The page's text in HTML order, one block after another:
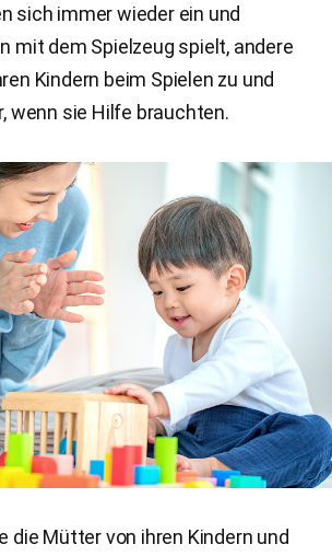
sich immer wieder ein und
mit dem Spielzeug spielt, andere
Kindern beim Spielen zu und
wenn sie Hilfe brauchten.
die Mütter von ihren Kindern und